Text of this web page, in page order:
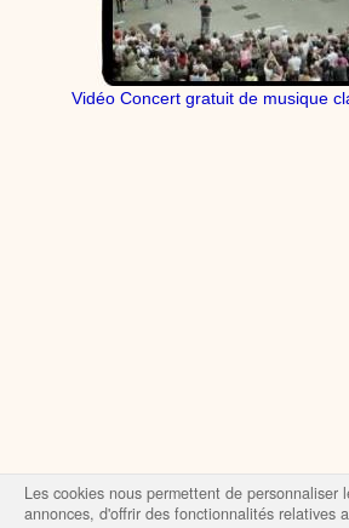
Vidéo Concert gratuit de musique
Les cookies nous permettent de personnaliser
annonces, d'offrir des fonctionnalités relatives